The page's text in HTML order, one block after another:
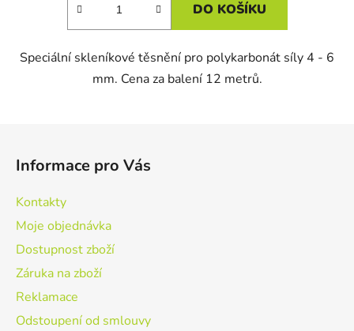
DO KOŠÍKU
Speciální skleníkové těsnění pro polykarbonát síly 4 - 6
mm. Cena za balení 12 metrů.
Informace pro Vás
Kontakty
Moje objednávka
Dostupnost zboží
Záruka na zboží
Reklamace
Odstoupení od smlouvy